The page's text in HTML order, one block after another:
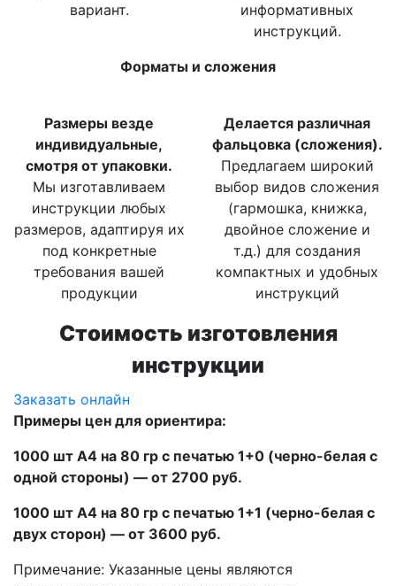
вариант.
информативных
инструкций.
Форматы и сложения
Размеры везде
индивидуальные,
смотря от упаковки.
Мы изготавливаем
инструкции любых
размеров, адаптируя их
под конкретные
требования вашей
продукции
Делается различная
фальцовка (сложения).
Предлагаем широкий
выбор видов сложения
(гармошка, книжка,
двойное сложение и
т.д.) для создания
компактных и удобных
инструкций
Стоимость изготовления
инструкции
Заказать онлайн
Примеры цен для ориентира:
1000 шт А4 на 80 гр с печатью 1+0 (черно-белая с
одной стороны) — от 2700 руб.
1000 шт А4 на 80 гр с печатью 1+1 (черно-белая с
двух сторон) — от 3600 руб.
Примечание: Указанные цены являются